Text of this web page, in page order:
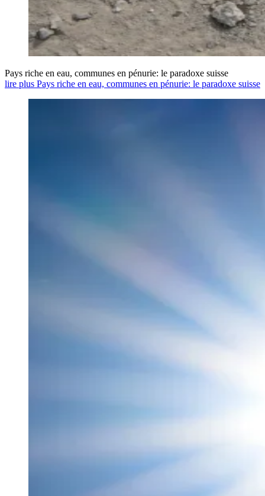
Pays riche en eau, communes en pénurie: le paradoxe suisse
lire plus Pays riche en eau, communes en pénurie: le paradoxe suisse